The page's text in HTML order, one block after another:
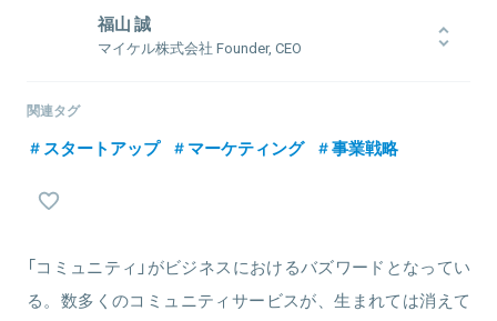
ミングを習得。大学入学後の2013年に友人らと共に「東大無料塾」を
立ち上げた後、大学を休学しfreee株式会社で1年間インターンを経
験。個人でのシステム開発の受託などを経て、2016年2月に株式会社
にリリース。
福山 誠
マイケル株式会社 Founder, CEO
に入社。2011年8月にシンクランチ株式会社を創業し、2012年12
Donuts に参画。動画コミュニティサービス MixChannel の責任者
にマイケル株式会社を設立し、車に特化したコミュニティアプリの
「CARTUNE」を展開。
関連タグ
スタートアップ マーケティング 事業戦略
「コミュニティ」がビジネスにおけるバズワードとなってい
る。数多くのコミュニティサービスが、生まれては消えて